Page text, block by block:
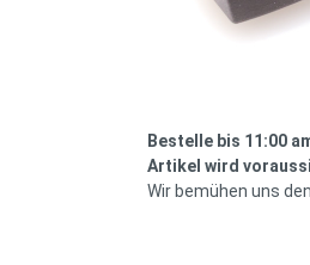
Bestelle bis 11:00
Artikel wird
Wir bemühen uns